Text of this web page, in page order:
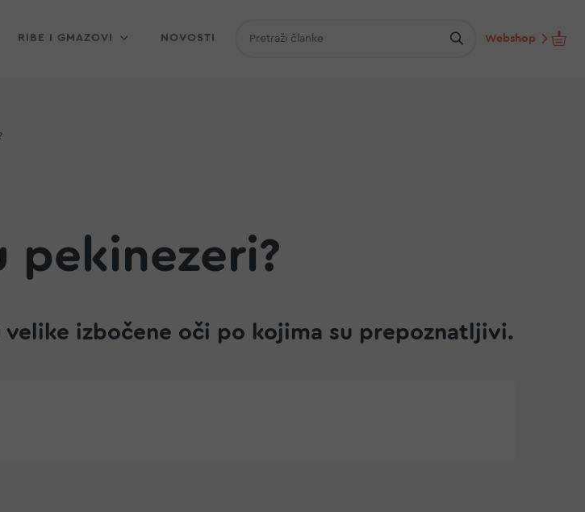
RIBE I GMAZOVI NOVOSTI Webshop
pekinezeri?
izbočene oči po kojima su prepoznatljivi.